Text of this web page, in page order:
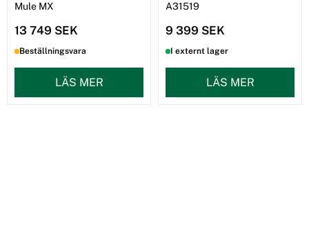
Mule MX
13 749 SEK
Beställningsvara
LÄS MER
A31519
9 399 SEK
I externt lager
LÄS MER